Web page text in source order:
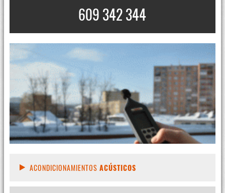
609 342 344
ACONDICIONAMIENTOS ACÚSTICOS